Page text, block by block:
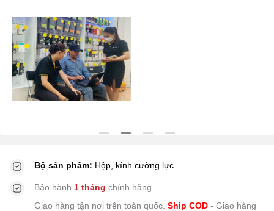
Bộ sản phẩm: Hộp, kính cường lực
Bảo hành 1 tháng chính hãng
Giao hàng tận nơi trên toàn quốc. Ship COD - Giao hàng